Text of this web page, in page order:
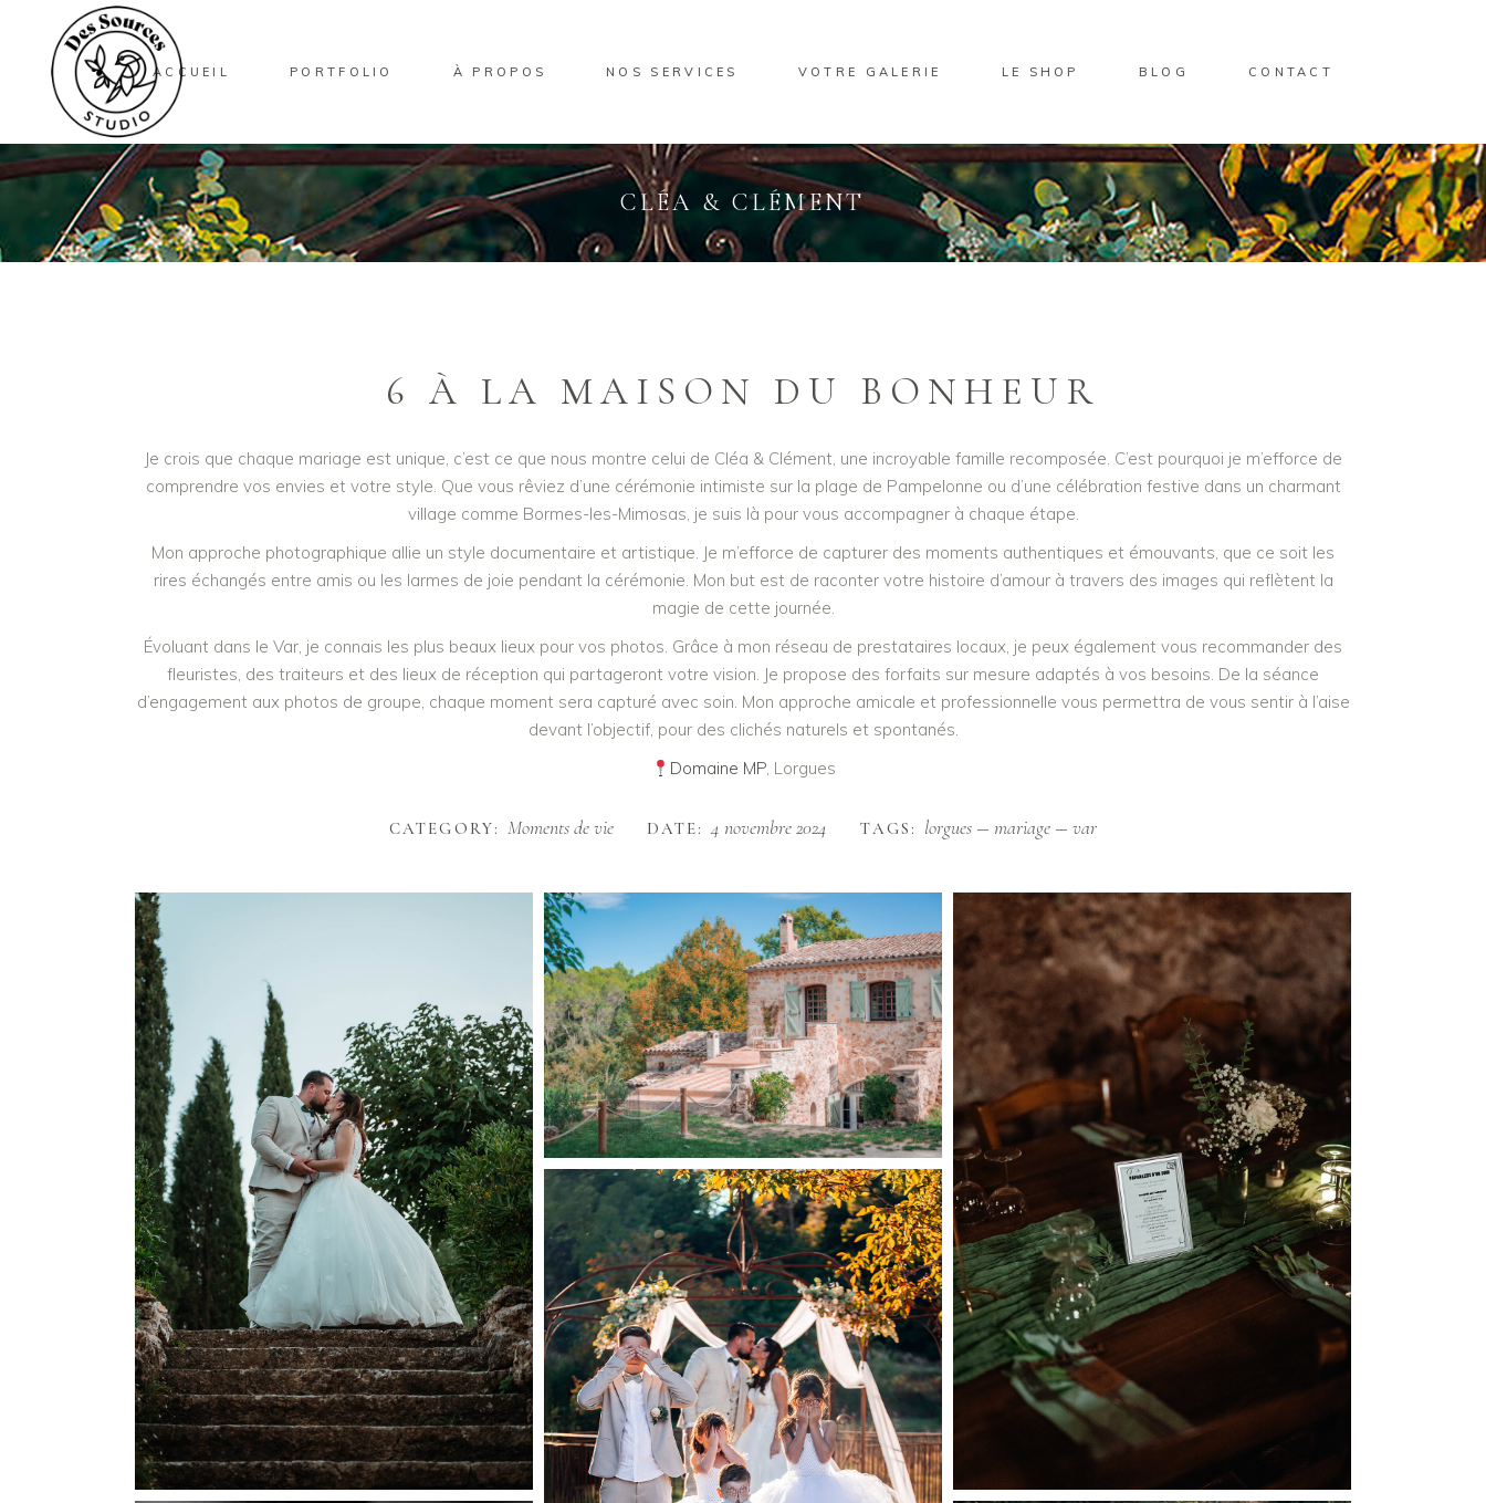
ACCUEIL PORTFOLIO À PROPOS NOS SERVICES VOTRE GALERIE LE SHOP BLOG CONTACT
CLÉA & CLÉMENT
6 À LA MAISON DU BONHEUR
Je crois que chaque mariage est unique, c’est ce que nous montre celui de Cléa & Clément, une incroyable famille recomposée. C’est pourquoi je m’efforce de
comprendre vos envies et votre style. Que vous rêviez d’une cérémonie intimiste sur la plage de Pampelonne ou d’une célébration festive dans un charmant
village comme Bormes-les-Mimosas, je suis là pour vous accompagner à chaque étape.
Mon approche photographique allie un style documentaire et artistique. Je m’efforce de capturer des moments authentiques et émouvants, que ce soit les
rires échangés entre amis ou les larmes de joie pendant la cérémonie. Mon but est de raconter votre histoire d’amour à travers des images qui reflètent la
magie de cette journée.
Évoluant dans le Var, je connais les plus beaux lieux pour vos photos. Grâce à mon réseau de prestataires locaux, je peux également vous recommander des
fleuristes, des traiteurs et des lieux de réception qui partageront votre vision. Je propose des forfaits sur mesure adaptés à vos besoins. De la séance
d’engagement aux photos de groupe, chaque moment sera capturé avec soin. Mon approche amicale et professionnelle vous permettra de vous sentir à l’aise
devant l’objectif, pour des clichés naturels et spontanés.
Domaine MP, Lorgues
CATEGORY: Moments de vie DATE: 4 novembre 2024 TAGS: lorgues mariage var